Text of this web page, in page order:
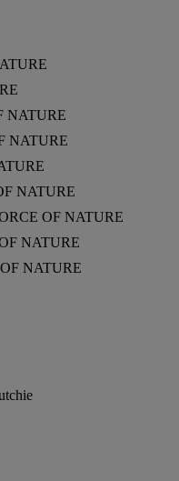
NATURE
NATURE
NATURE
OF NATURE
NATURE
NATURE